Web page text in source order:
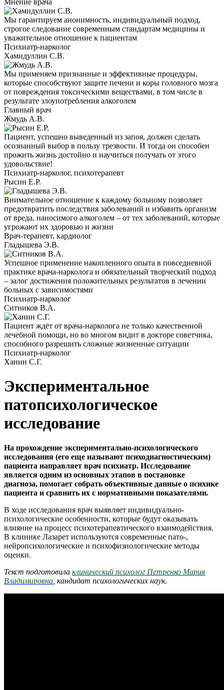
Мнение врача
Мы гарантируем анонимность, индивидуальный подход,
строгое следование современным стандартам медицины и
уважительное отношение к пациентам
Психиатр-нарколог
Хамидуллин С.В.
Мы применяем признанные и эффективные процедуры,
которые способствуют защите печени и коры головного мозга
от повреждения токсическими веществами, в том числе в
результате злоупотребления алкоголем
Главный врач
Жмудь А.В.
Пациент, успешно выведенный из запоя, должен сделать
осознанный выбор в пользу трезвости. И тогда он способен
прожить жизнь достойно и научиться получать от этого
удовольствие!
Психиатр-нарколог, психотерапевт
Рысин Е.Р.
Внимательное отношение к каждому больному позволяет
предотвратить последствия заболеваний и избавить организм
от вреда, наносимого алкоголем – от тех заболеваний, которые
угрожают их здоровью и жизни
Врач-терапевт, кардиолог
Гладышева Э.В.
Успешное применение накопленного опыта в повседневной
практике врача-нарколога и обязательный творческий подход
– залог достижения положительных результатов в лечении
больных с зависимостями
Психиатр-нарколог
Ситников В.А.
Пациент ждёт от врача-нарколога не только качественной
лечебной помощи, но во многом видит в докторе советчика,
способного разрешить сложные жизненные ситуации
Психиатр-нарколог
Ханин С.Г.
Экспериментальное
патопсихологическое
исследование
На прохождение экспериментально-психологического
исследования (его еще называют психодиагностическим)
пациента направляет врач психиатр. Исследование
является одним из основных этапов в постановке
диагноза, помогает собрать объективные данные о психике
пациента и сравнить их с нормативными показателями.
В ходе исследования врач выявляет индивидуально-
психологические особенности, которые будут оказывать
влияние на процесс психотерапевтического взаимодействия.
В клинике Лазарет используются современные пато-,
нейропсихологические и психофизиологические методы
оценки.
Текст подготовила клинический психолог Петренко Мария
Владимировна , кандидат психологических наук.